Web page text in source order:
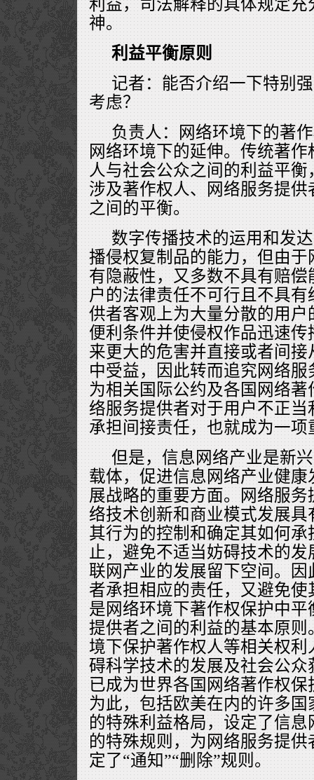
利益，司法解释的具体规定
神。
利益平衡原则
记者：能否介绍一下特别
考虑？
负责人：网络环境下的著
网络环境下的延伸。传统著
人与社会公众之间的利益平
涉及著作权人、网络服务提
之间的平衡。
数字传播技术的运用和发
播侵权复制品的能力，但由
有隐蔽性，又多数不具有赔
户的法律责任不可行且不具
供者客观上为大量分散的用
便利条件并使侵权作品迅速
来更大的危害并直接或者间
中受益，因此转而追究网络
为相关国际公约及各国网络
络服务提供者对于用户不正
承担间接责任，也就成为一
但是，信息网络产业是新
载体，促进信息网络产业健
展战略的重要方面。网络服
络技术创新和商业模式发展
其行为的控制和确定其如何
止，避免不适当妨碍技术的
联网产业的发展留下空间。
者承担相应的责任，又避免
是网络环境下著作权保护中
提供者之间的利益的基本原
境下保护著作权人等相关权
碍科学技术的发展及社会公
已成为世界各国网络著作权
为此，包括欧美在内的许多
的特殊利益格局，设定了信
的特殊规则，为网络服务提供
定了“通知”“删除”规则。